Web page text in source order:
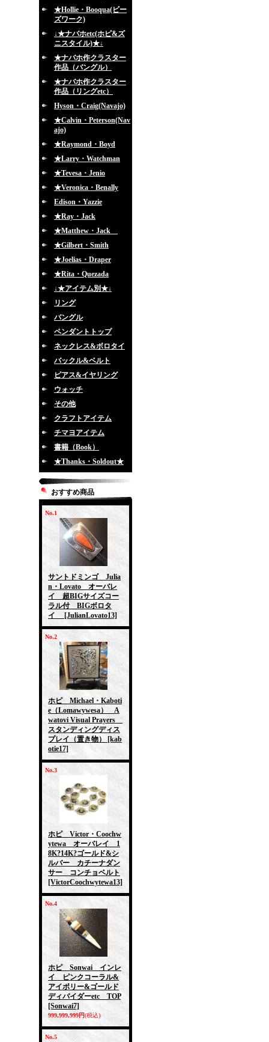
★Hollie・Booqua(ビー
ズワーク)
↓★ナバホetc(ホピ&ズ
ニスタイル)★↓
★ナバホ作クラスター
作品（バングル）
★ナバホ作クラスター
作品（リングetc）
Hyson・Craig(Navajo)
★Calvin・Peterson(Nav
ajo)
★Raymond・Boyd
★Larry・Watchman
★Tevesa・Jenio
★Veronica・Benally
Edison・Yazzie
★Ray・Jack
★Matthew・Jack
★Gilbert・Smith
★Joelias・Draper
★Rita・Quezada
↓★アイテム別★↓
リング
バングル
ペンダントトップ
ネックレス&ボロタイ
バックル&ベルト
ピアス&イヤリング
ウォッチ
その他
クラフトアイテム
チマヨアイテム
書籍（Book）
★Thanks・Soldout★
おすすめ商品
No.1
サントドミンゴ Julia
n・Lovato オーバレ
イ 超BIGサイズコー
ラル付 BIGボロタ
イ
[JulianLovato13]
No.2
ホピ Michael・Kaboti
e（Lomawywesa） A
watovi Visual Prayers
スタンディングディス
プレイ（置き物）
[kab
otie17]
No.3
ホピ Victor・Coochw
ytewa オーバレイ 1
8K?14K?ゴールド&シ
ルバー カチーナダン
サー コンチョベルト
[VictorCoochwytewa13]
No.4
ホピ Sonwai インレ
イ ピンクコーラル&
アイボリー&ゴールド
ディバイダーetc TOP
[Sonwai7]
999,999,999円(税込)
No.5